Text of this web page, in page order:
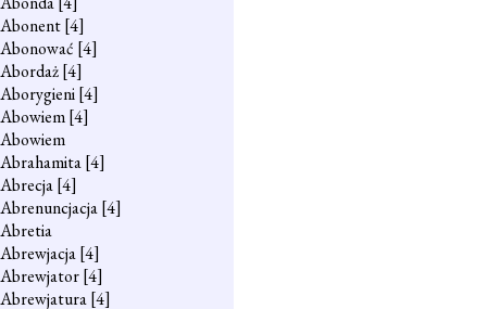
Abonent[4]
Abonować [4]
Abordaż[4]
Aborygieni[4]
Abowiem[4]
Abowiem
Abrahamita[4]
Abrecja[4]
Abrenuncjacja[4]
Abretia
Abrewjacja[4]
Abrewjator[4]
Abrewjatura[4]